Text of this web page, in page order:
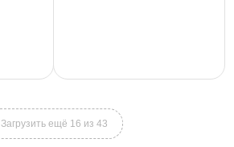
Загрузить ещё 16 из 43